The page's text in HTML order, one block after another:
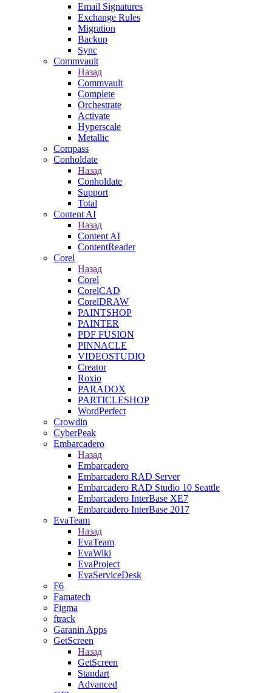
Email Signatures
Exchange Rules
Migration
Backup
Sync
Commvault
Назад
Commvault
Complete
Orchestrate
Activate
Hyperscale
Metallic
Compass
Conholdate
Назад
Conholdate
Support
Total
Content AI
Назад
Content AI
ContentReader
Corel
Назад
Corel
CorelCAD
CorelDRAW
PAINTSHOP
PAINTER
PDF FUSION
PINNACLE
VIDEOSTUDIO
Creator
Roxio
PARADOX
PARTICLESHOP
WordPerfect
Crowdin
CyberPeak
Embarcadero
Назад
Embarcadero
Embarcadero RAD Server
Embarcadero RAD Studio 10 Seattle
Embarcadero InterBase XE7
Embarcadero InterBase 2017
EvaTeam
Назад
EvaTeam
EvaWiki
EvaProject
EvaServiceDesk
F6
Famatech
Figma
ftrack
Garanin Apps
GetScreen
Назад
GetScreen
Standart
Advanced